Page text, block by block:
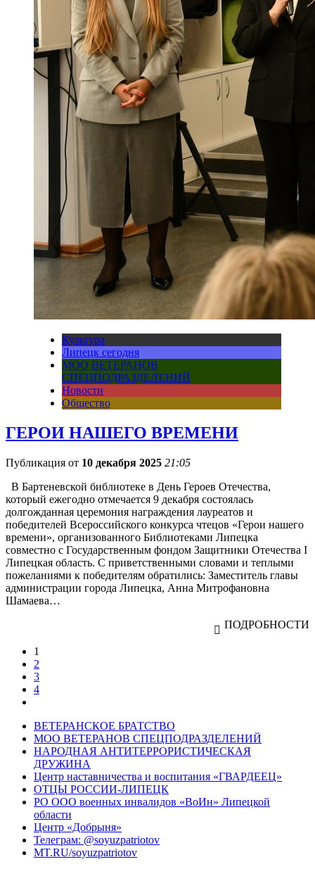
Культура
Липецк сегодня
МОО ВЕТЕРАНОВ
СПЕЦПОДРАЗДЕЛЕНИЙ
Новости
Общество
ГЕРОИ НАШЕГО ВРЕМЕНИ
Публикация от 10 декабря 2025 21:05
В Бартеневской библиотеке в День Героев Отечества,
который ежегодно отмечается 9 декабря состоялась
долгожданная церемония награждения лауреатов и
победителей Всероссийского конкурса чтецов «Герои нашего
времени», организованного Библиотеками Липецка
совместно с Государственным фондом Защитники Отечества I
Липецкая область. С приветственными словами и теплыми
пожеланиями к победителям обратились: Заместитель главы
администрации города Липецка, Анна Митрофановна
Шамаева…
ПОДРОБНОСТИ
1
2
3
4
ВЕТЕРАНСКОЕ БРАТСТВО
МОО ВЕТЕРАНОВ СПЕЦПОДРАЗДЕЛЕНИЙ
НАРОДНАЯ АНТИТЕРРОРИСТИЧЕСКАЯ
ДРУЖИНА
Центр наставничества и воспитания «ГВАРДЕЕЦ»
ОТЦЫ РОССИИ-ЛИПЕЦК
РО ООО военных инвалидов «ВоИн» Липецкой
области
Центр «Добрыня»
Телеграм: @soyuzpatriotov
MT.RU/soyuzpatriotov